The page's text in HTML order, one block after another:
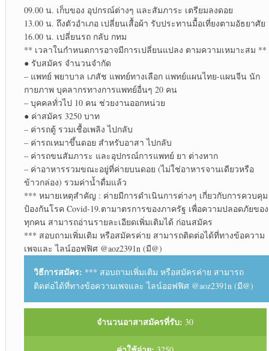
09.00 น. เก็บของ อุปกรณ์​ต่างๆ และสัมภาระ​ เตรียมลงดอย
13.00 น. ถึงตัวอำเภอ เปลี่ยนเสื้อผ้า รับประทาน​มื้อเที่ยงตามอัธยาศัย​
16.00 น. เปลี่ยนรถ กลับ กทม
** เวลาในกำหนดการอาจมีการเปลี่ยนแปลง ตามความเหมาะสม **
● รับสมัคร จำนวนจำกัด
– แพทย์ พยาบาล เภสัช แพทย์​ทางเลือก​ แพทย์​แผน​ไทย​-แผนจีน นัก
กายภาพ​ บุคลากร​ทาง​การแพทย์​อื่นๆ 20 คน
– บุคคลทั่วไป 10 คน ช่วยงานออกหน่วย
● ค่าสมัคร 3250 บาท
– ค่ารถตู้ รวมเชื้อเพลิง ไปกลับ
– ค่ารถเหมาขึ้นดอย สำหรับอาสา ไปกลับ
– ค่ารถขนสัมภาระ และอุปกรณ์​การแพทย์​ ยา ต่างหาก
– ค่าอาหารรวมขณะอยู่ที่ค่ายบนดอย (ไม่ใช่อาหารจานเดียวหรือ
ข้าวกล่อง)​ รวมค่าน้ำดื่มแล้ว
*** หมายเหตุ​สำคัญ​ : ค่ายมีการดำเนินการต่างๆ เกี่ยวกับ​การควบคุม
ป้องกัน​โรค Covid-19.ตามาตรการ​ของภาครัฐ เพื่อความปลอดภัยของ
ทุกคน สามารถอ่านรายละเอียด​เพิ่มเติม​ได้ ก่อนสมัคร
*** สอบถาม​เพิ่มเติม​ หรือสมัครค่าย สามารถ​ติดต่อ​ได้ที่​ทางข้อความ​
เพจ​และ​ ไลน์​ออฟฟิศ​ @aoz2391n (มี@)
วิธีการสมัคร: *** สอบถาม​เพิ่มเติม​ หรือสมัครค่าย สามารถ​
ติดต่อ​ได้ที่​ทางข้อความ​เพจ​และ​ ไลน์​ออฟฟิศ​ @aoz2391n (มี@)
จำนวนอาสาสมัครที่รับ: 30